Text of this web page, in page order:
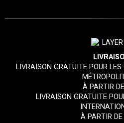
LIVRAISON GRATUITE POUR
À PARTIR
LIVRAISON GRATUITE
À PARTIR